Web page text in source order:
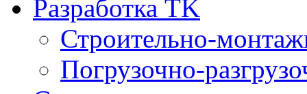
Разработка TK
Строительно-
Погрузочно-